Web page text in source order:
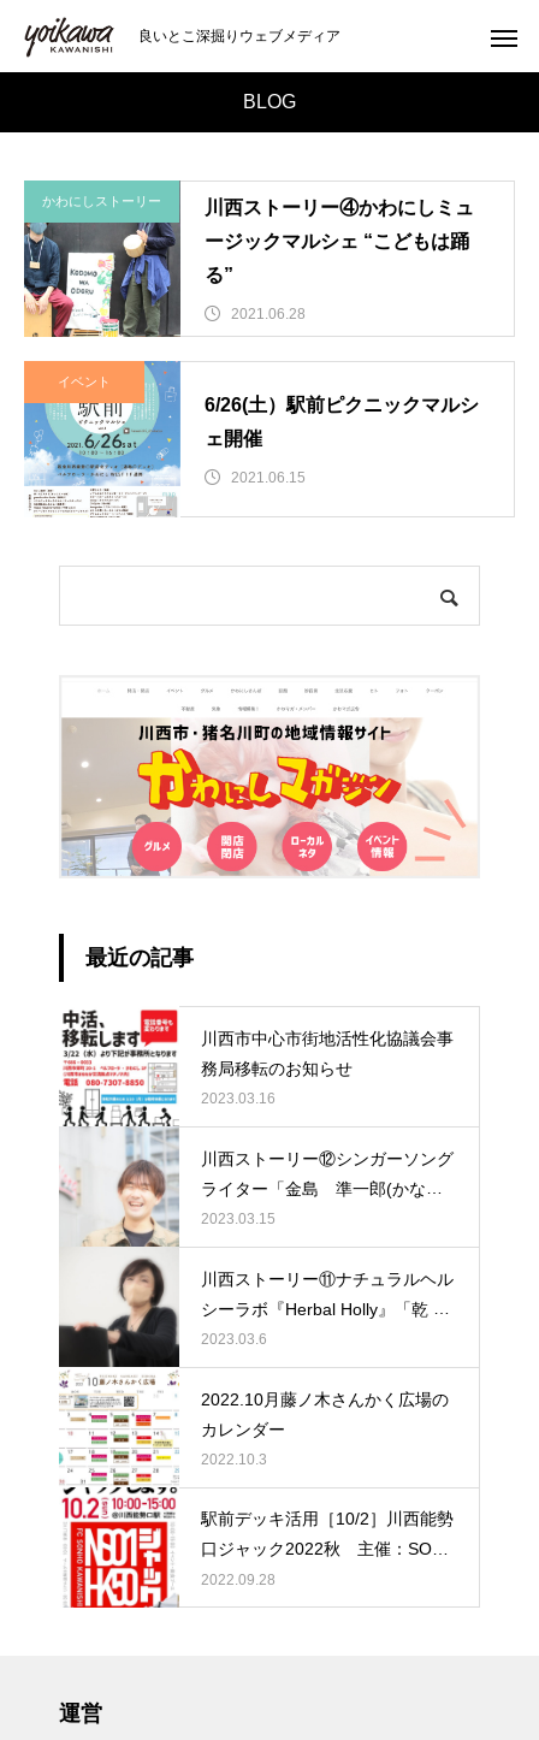
良いとこ深掘りウェブメディア
BLOG
かわにしストーリー
川西ストーリー④かわにしミュ
ージックマルシェ “こどもは踊
る”
2021.06.28
イベント
6/26(土）駅前ピクニックマルシ
ェ開催
2021.06.15
最近の記事
川西市中心市街地活性化協議会事
務局移転のお知らせ
2023.03.16
川西ストーリー⑫シンガーソング
ライター「金島 準一郎(かなし
ま じゅんいちろう)さん」
2023.03.15
川西ストーリー⑪ナチュラルヘル
シーラボ『Herbal Holly』「乾 雅
美（いぬい まさみ）さん」
2023.03.6
2022.10月藤ノ木さんかく広場の
カレンダー
2022.10.3
駅前デッキ活用［10/2］川西能勢
口ジャック2022秋 主催：SONH
O川西
2022.09.28
運営